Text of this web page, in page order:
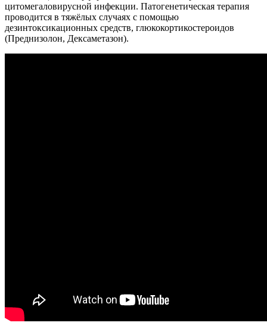
цитомегаловирусной инфекции. Патогенетическая терапия
проводится в тяжёлых случаях с помощью
дезинтоксикационных средств, глюкокортикостероидов
(Преднизолон, Дексаметазон).